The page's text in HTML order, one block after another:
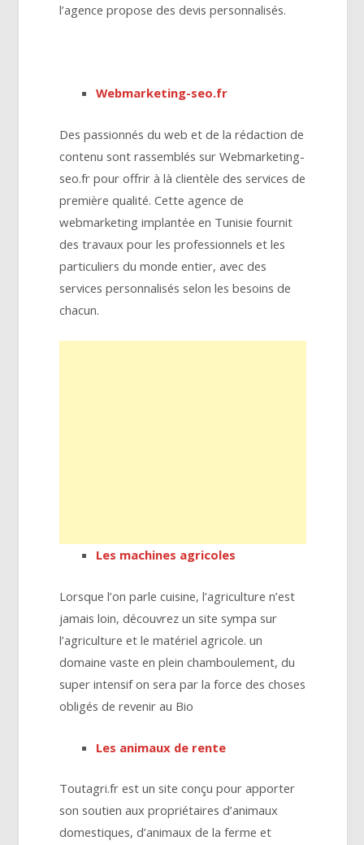
l’agence propose des devis personnalisés.
Webmarketing-seo.fr
Des passionnés du web et de la rédaction de
contenu sont rassemblés sur Webmarketing-
seo.fr pour offrir à là clientèle des services de
première qualité. Cette agence de
webmarketing implantée en Tunisie fournit
des travaux pour les professionnels et les
particuliers du monde entier, avec des
services personnalisés selon les besoins de
chacun.
Les machines agricoles
Lorsque l’on parle cuisine, l’agriculture n’est
jamais loin, découvrez un site sympa sur
l’agriculture et le matériel agricole. un
domaine vaste en plein chamboulement, du
super intensif on sera par la force des choses
obligés de revenir au Bio
Les animaux de rente
Toutagri.fr est un site conçu pour apporter
son soutien aux propriétaires d’animaux
domestiques, d’animaux de la ferme et